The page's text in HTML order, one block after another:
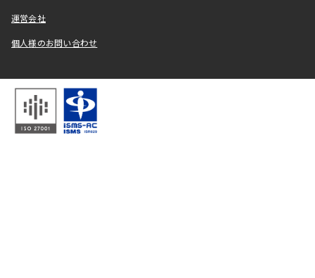
運営会社
個人様のお問い合わせ